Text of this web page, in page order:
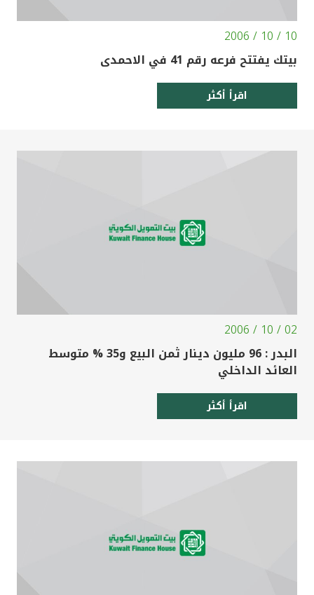
10 / 10 / 2006
بيتك يفتتح فرعه رقم 41 في الاحمدى
اقرأ أكثر
02 / 10 / 2006
البدر : 96 مليون دينار ثمن البيع و35 % متوسط
العائد الداخلي
اقرأ أكثر